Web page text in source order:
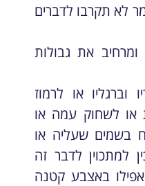
לא תקרבו לדברים
את גבולות
וברגליו או לרמוז
או לשחוק עמה או
בשמים שעליה או
למתכוין לדבר זה
באצבע קטנה